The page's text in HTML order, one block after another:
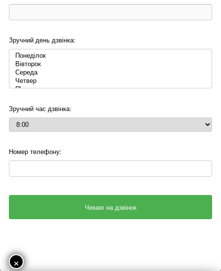
Зручний день дзвінка:
Зручний час дзвінка:
Номер телефону:
×